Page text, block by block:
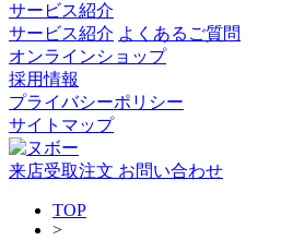
サービス紹介
サービス紹介 よくあるご質問
オンラインショップ
採用情報
プライバシーポリシー
サイトマップ
来店受取注文 お問い合わせ
TOP
>